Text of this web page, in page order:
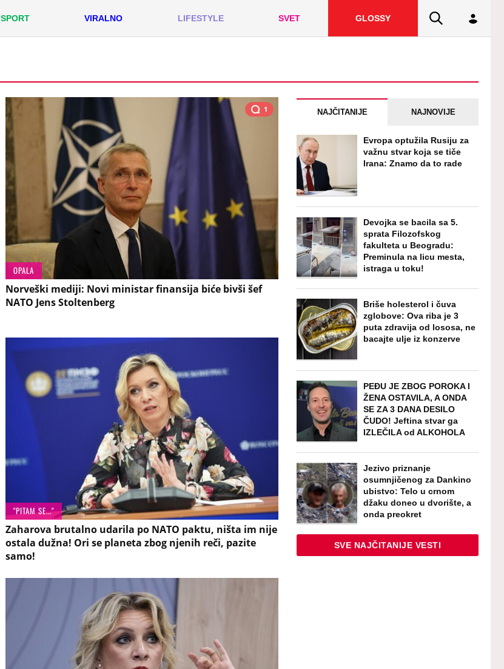
SPORT VIRALNO LIFESTYLE SVET GLOSSY
1
OPALA
Norveški mediji: Novi ministar finansija biće bivši šef
NATO Jens Stoltenberg
"PITAM SE..."
Zaharova brutalno udarila po NATO paktu, ništa im nije
ostala dužna! Ori se planeta zbog njenih reči, pazite
samo!
NAJČITANIJE NAJNOVIJE
Evropa optužila Rusiju za
važnu stvar koja se tiče
Irana: Znamo da to rade
Devojka se bacila sa 5.
sprata Filozofskog
fakulteta u Beogradu:
Preminula na licu mesta,
istraga u toku!
Briše holesterol i čuva
zglobove: Ova riba je 3
puta zdravija od lososa, ne
bacajte ulje iz konzerve
PEĐU JE ZBOG POROKA I
ŽENA OSTAVILA, A ONDA
SE ZA 3 DANA DESILO
ČUDO! Jeftina stvar ga
IZLEČILA od ALKOHOLA
Jezivo priznanje
osumnjičenog za Dankino
ubistvo: Telo u crnom
džaku doneo u dvorište, a
onda preokret
SVE NAJČITANIJE VESTI